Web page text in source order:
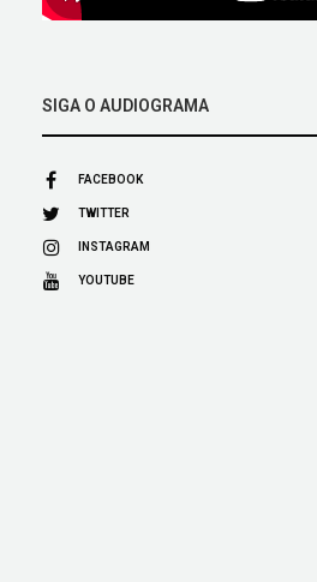
SIGA O AUDIOGRAMA
FACEBOOK
TWITTER
INSTAGRAM
YOUTUBE